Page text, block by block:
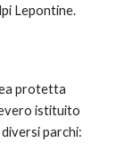
Lepontine.
protetta
istituito
parchi: